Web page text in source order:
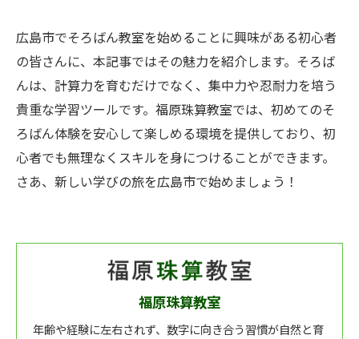
広島市でそろばん教室を始めることに興味がある初心者
の皆さんに、本記事ではその魅力を紹介します。そろば
んは、計算力を育むだけでなく、集中力や忍耐力を培う
貴重な学習ツールです。福原珠算教室では、初めてのそ
ろばん体験を安心して楽しめる環境を提供しており、初
心者でも無理なくスキルを身につけることができます。
さあ、新しい学びの旅を広島市で始めましょう！
福原珠算教室
年齢や経験に左右されず、数字に向き合う習慣が自然と育